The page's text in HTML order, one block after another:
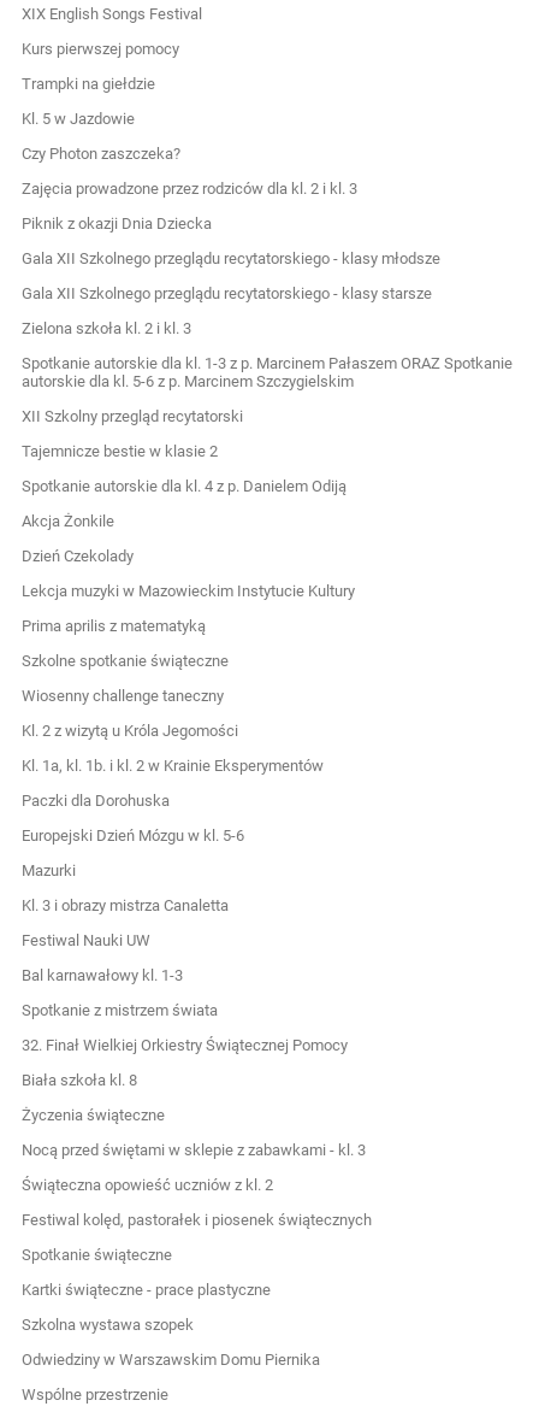
XIX English Songs Festival
Kurs pierwszej pomocy
Trampki na giełdzie
Kl. 5 w Jazdowie
Czy Photon zaszczeka?
Zajęcia prowadzone przez rodziców dla kl. 2 i kl. 3
Piknik z okazji Dnia Dziecka
Gala XII Szkolnego przeglądu recytatorskiego - klasy młodsze
Gala XII Szkolnego przeglądu recytatorskiego - klasy starsze
Zielona szkoła kl. 2 i kl. 3
Spotkanie autorskie dla kl. 1-3 z p. Marcinem Pałaszem ORAZ Spotkanie
autorskie dla kl. 5-6 z p. Marcinem Szczygielskim
XII Szkolny przegląd recytatorski
Tajemnicze bestie w klasie 2
Spotkanie autorskie dla kl. 4 z p. Danielem Odiją
Akcja Żonkile
Dzień Czekolady
Lekcja muzyki w Mazowieckim Instytucie Kultury
Prima aprilis z matematyką
Szkolne spotkanie świąteczne
Wiosenny challenge taneczny
Kl. 2 z wizytą u Króla Jegomości
Kl. 1a, kl. 1b. i kl. 2 w Krainie Eksperymentów
Paczki dla Dorohuska
Europejski Dzień Mózgu w kl. 5-6
Mazurki
Kl. 3 i obrazy mistrza Canaletta
Festiwal Nauki UW
Bal karnawałowy kl. 1-3
Spotkanie z mistrzem świata
32. Finał Wielkiej Orkiestry Świątecznej Pomocy
Biała szkoła kl. 8
Życzenia świąteczne
Nocą przed świętami w sklepie z zabawkami - kl. 3
Świąteczna opowieść uczniów z kl. 2
Festiwal kolęd, pastorałek i piosenek świątecznych
Spotkanie świąteczne
Kartki świąteczne - prace plastyczne
Szkolna wystawa szopek
Odwiedziny w Warszawskim Domu Piernika
Wspólne przestrzenie